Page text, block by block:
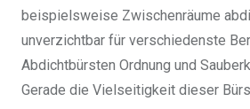
beispielsweise Zwischenräume
unverzichtbar für verschiedenste
Abdichtbürsten Ordnung und
Gerade die Vielseitigkeit dieser